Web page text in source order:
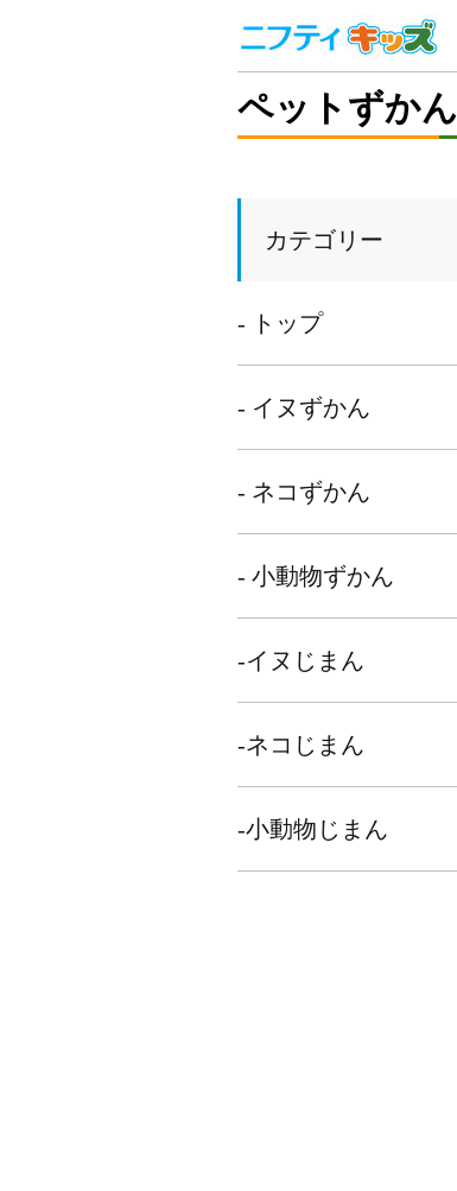
ペットずかん
カテゴリー
- トップ
- イヌずかん
- ネコずかん
- 小動物ずかん
-イヌじまん
-ネコじまん
-小動物じまん